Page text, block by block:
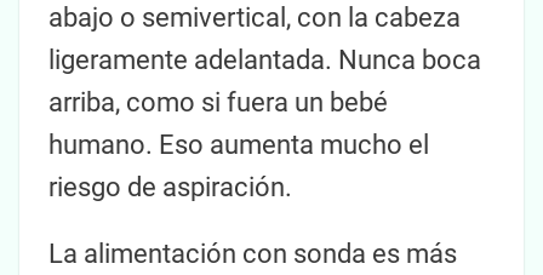
abajo o semivertical, con la cabeza
ligeramente adelantada. Nunca boca
arriba, como si fuera un bebé
humano. Eso aumenta mucho el
riesgo de aspiración.
La alimentación con sonda es más